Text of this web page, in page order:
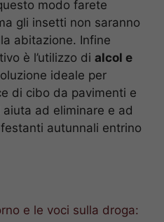
modo farete
gli insetti non saranno
abitazione. Infine
è l’utilizzo di alcol e
ideale per
di cibo da pavimenti e
aiuta ad eliminare e ad
autunnali entrino
e le voci sulla droga: